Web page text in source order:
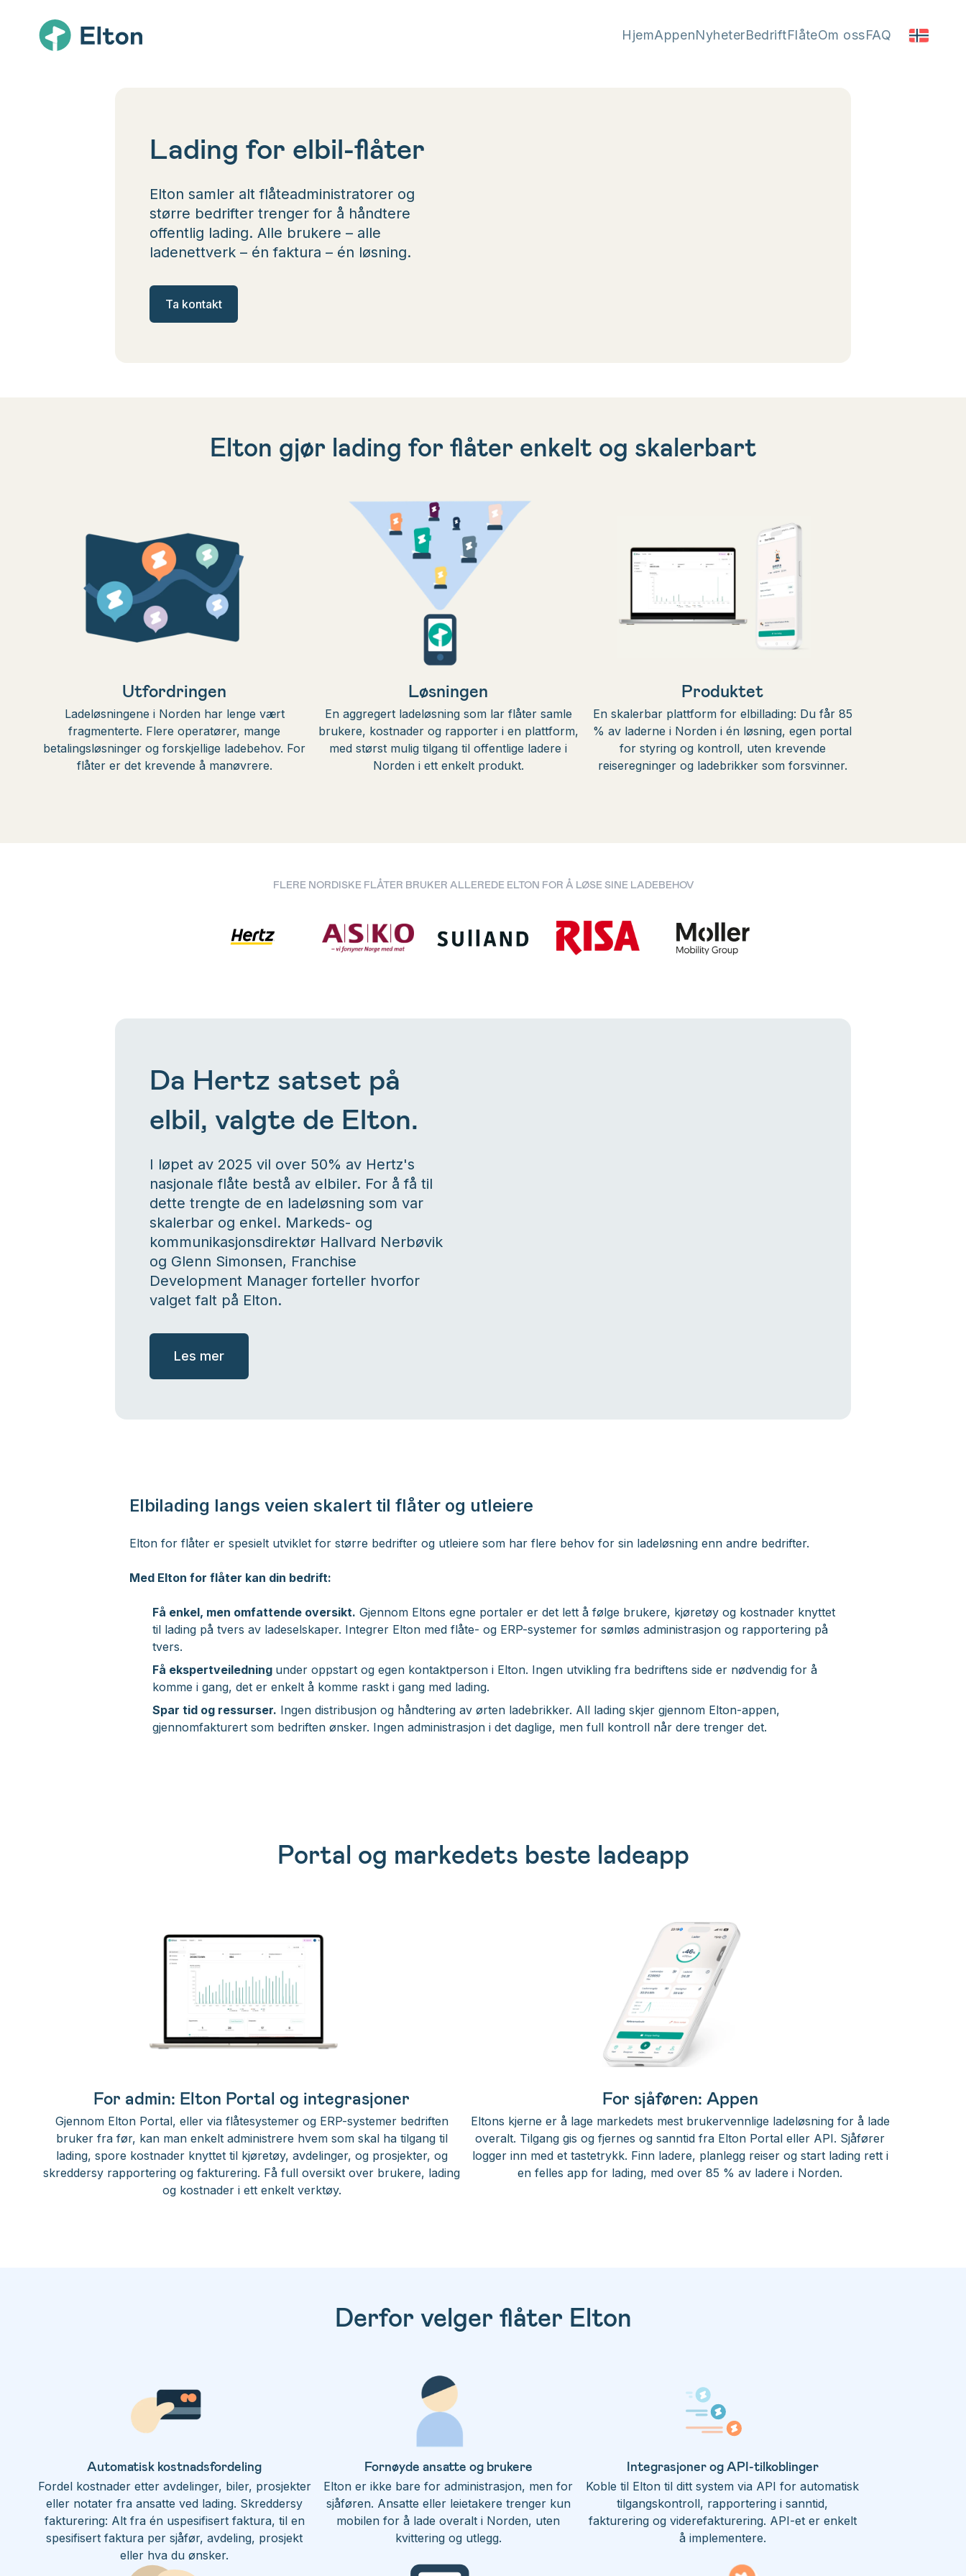
HjemAppenNyheterBedriftFlåteOm ossFAQ
Lading for elbil-flåter
Elton samler alt flåteadministratorer og
større bedrifter trenger for å håndtere
offentlig lading. Alle brukere – alle
ladenettverk – én faktura – én løsning.
Ta kontakt
Elton gjør lading for flåter enkelt og skalerbart
Utfordringen
Ladeløsningene i Norden har lenge vært
fragmenterte. Flere operatører, mange
betalingsløsninger og forskjellige ladebehov. For
flåter er det krevende å manøvrere.
Løsningen
En aggregert ladeløsning som lar flåter samle
brukere, kostnader og rapporter i en plattform,
med størst mulig tilgang til offentlige ladere i
Norden i ett enkelt produkt.
Produktet
En skalerbar plattform for elbillading: Du får 85
% av laderne i Norden i én løsning, egen portal
for styring og kontroll, uten krevende
reiseregninger og ladebrikker som forsvinner.
FLERE NORDISKE FLÅTER BRUKER ALLEREDE ELTON FOR Å LØSE SINE LADEBEHOV
Da Hertz satset på
elbil, valgte de Elton.
I løpet av 2025 vil over 50% av Hertz's
nasjonale flåte bestå av elbiler. For å få til
dette trengte de en ladeløsning som var
skalerbar og enkel. Markeds- og
kommunikasjonsdirektør Hallvard Nerbøvik
og Glenn Simonsen, Franchise
Development Manager forteller hvorfor
valget falt på Elton.
Les mer
Elbilading langs veien skalert til flåter og utleiere
Elton for flåter er spesielt utviklet for større bedrifter og utleiere som har flere behov for sin ladeløsning enn andre bedrifter.
Med Elton for flåter kan din bedrift:
Få enkel, men omfattende oversikt. Gjennom Eltons egne portaler er det lett å følge brukere, kjøretøy og kostnader knyttet
til lading på tvers av ladeselskaper. Integrer Elton med flåte- og ERP-systemer for sømløs administrasjon og rapportering på
tvers.
Få ekspertveiledning under oppstart og egen kontaktperson i Elton. Ingen utvikling fra bedriftens side er nødvendig for å
komme i gang, det er enkelt å komme raskt i gang med lading.
Spar tid og ressurser. Ingen distribusjon og håndtering av ørten ladebrikker. All lading skjer gjennom Elton-appen,
gjennomfakturert som bedriften ønsker. Ingen administrasjon i det daglige, men full kontroll når dere trenger det.
Portal og markedets beste ladeapp
For admin: Elton Portal og integrasjoner
Gjennom Elton Portal, eller via flåtesystemer og ERP-systemer bedriften
bruker fra før, kan man enkelt administrere hvem som skal ha tilgang til
lading, spore kostnader knyttet til kjøretøy, avdelinger, og prosjekter, og
skreddersy rapportering og fakturering. Få full oversikt over brukere, lading
og kostnader i ett enkelt verktøy.
For sjåføren: Appen
Eltons kjerne er å lage markedets mest brukervennlige ladeløsning for å lade
overalt. Tilgang gis og fjernes og sanntid fra Elton Portal eller API. Sjåfører
logger inn med et tastetrykk. Finn ladere, planlegg reiser og start lading rett i
en felles app for lading, med over 85 % av ladere i Norden.
Derfor velger flåter Elton
Automatisk kostnadsfordeling
Fordel kostnader etter avdelinger, biler, prosjekter
eller notater fra ansatte ved lading. Skreddersy
fakturering: Alt fra én uspesifisert faktura, til en
spesifisert faktura per sjåfør, avdeling, prosjekt
eller hva du ønsker.
Fornøyde ansatte og brukere
Elton er ikke bare for administrasjon, men for
sjåføren. Ansatte eller leietakere trenger kun
mobilen for å lade overalt i Norden, uten
kvittering og utlegg.
Integrasjoner og API-tilkoblinger
Koble til Elton til ditt system via API for automatisk
tilgangskontroll, rapportering i sanntid,
fakturering og viderefakturering. API-et er enkelt
å implementere.